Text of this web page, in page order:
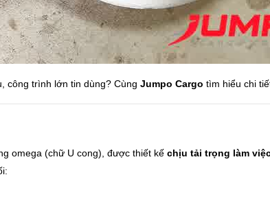
công trình lớn tin dùng? Cùng Jumpo Cargo tìm hiểu chi
omega (chữ U cong), được thiết kế chịu tải trọng làm